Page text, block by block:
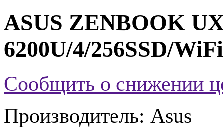
ASUS ZENBOOK
6200U/4/256SSD/
Сообщить о снижении
Производитель: Asus